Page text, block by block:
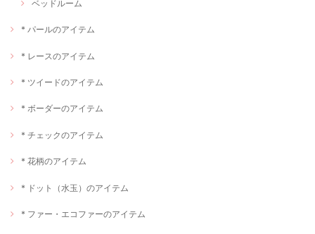
ベッドルーム
* パールのアイテム
* レースのアイテム
* ツイードのアイテム
* ボーダーのアイテム
* チェックのアイテム
* 花柄のアイテム
* ドット（水玉）のアイテム
* ファー・エコファーのアイテム